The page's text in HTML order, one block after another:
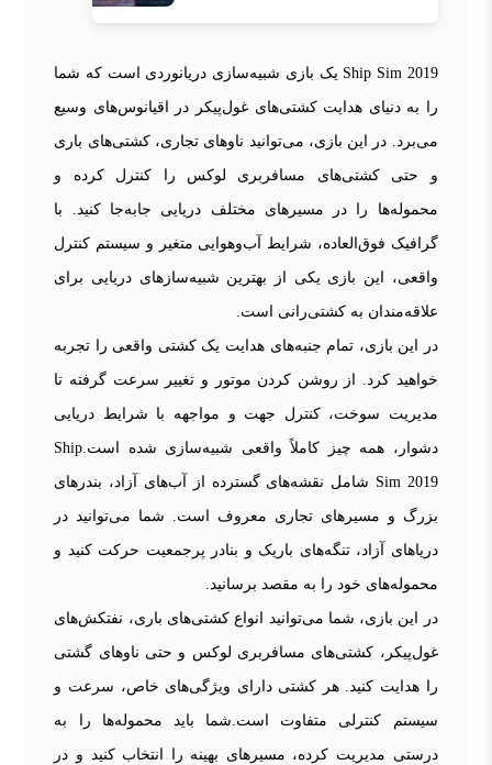
Ship Sim 2019 یک بازی شبیه‌سازی دریانوردی است که شما
را به دنیای هدایت کشتی‌های غول‌پیکر در اقیانوس‌های وسیع
می‌برد. در این بازی، می‌توانید ناوهای تجاری، کشتی‌های باری
و حتی کشتی‌های مسافربری لوکس را کنترل کرده و
محموله‌ها را در مسیرهای مختلف دریایی جابه‌جا کنید. با
گرافیک فوق‌العاده، شرایط آب‌وهوایی متغیر و سیستم کنترل
واقعی، این بازی یکی از بهترین شبیه‌سازهای دریایی برای
علاقه‌مندان به کشتی‌رانی است.
در این بازی، تمام جنبه‌های هدایت یک کشتی واقعی را تجربه
خواهید کرد. از روشن کردن موتور و تغییر سرعت گرفته تا
مدیریت سوخت، کنترل جهت و مواجهه با شرایط دریایی
دشوار، همه چیز کاملاً واقعی شبیه‌سازی شده است.Ship
Sim 2019 شامل نقشه‌های گسترده از آب‌های آزاد، بندرهای
بزرگ و مسیرهای تجاری معروف است. شما می‌توانید در
دریاهای آزاد، تنگه‌های باریک و بنادر پرجمعیت حرکت کنید و
محموله‌های خود را به مقصد برسانید.
در این بازی، شما می‌توانید انواع کشتی‌های باری، نفتکش‌های
غول‌پیکر، کشتی‌های مسافربری لوکس و حتی ناوهای گشتی
را هدایت کنید. هر کشتی دارای ویژگی‌های خاص، سرعت و
سیستم کنترلی متفاوت است.شما باید محموله‌ها را به
درستی مدیریت کرده، مسیرهای بهینه را انتخاب کنید و در